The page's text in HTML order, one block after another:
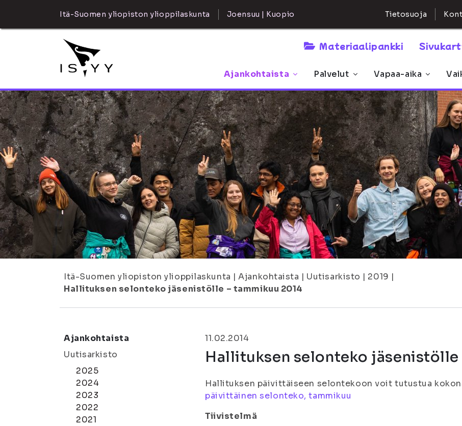
Itä-Suomen yliopiston ylioppilaskunta Joensuu | Kuopio Tietosuoja
Materiaalipankki
Ajankohtaista Palvelut Vapaa-aika
Itä-Suomen yliopiston ylioppilaskunta | Ajankohtaista | Uutisarkisto | 2019 |
Hallituksen selonteko jäsenistölle – tammikuu 2014
Ajankohtaista
Uutisarkisto
2025
2024
2023
2022
2021
11.02.2014
Hallituksen selonteko jäsenistölle
Hallituksen päivittäiseen selontekoon voit tutustua
päivittäinen selonteko, tammikuu
Tiivistelmä